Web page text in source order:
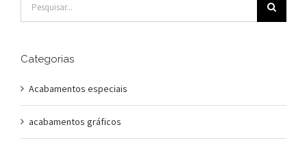
resultados
Categorias
Acabamentos especiais
acabamentos gráficos